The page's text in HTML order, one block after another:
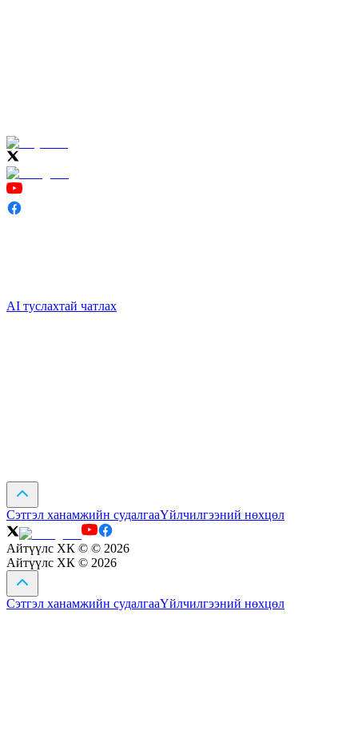
AI туслахтай чатлах
Сэтгэл ханамжийн судалгааҮйлчилгээний нөхцөл
Айтүүлс ХК © © 2026
Айтүүлс ХК © 2026
Сэтгэл ханамжийн судалгааҮйлчилгээний нөхцөл